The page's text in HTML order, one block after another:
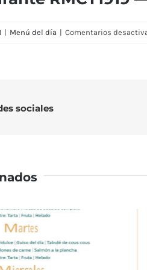
| Menú del día | Comentarios
sociales